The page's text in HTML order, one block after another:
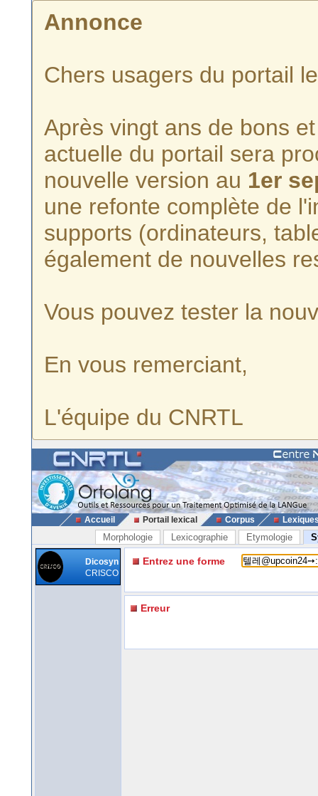
Annonce
Chers usagers du portail
Après vingt ans de bons
actuelle du portail sera
nouvelle version au 1er
une refonte complète de
supports (ordinateurs,
également de nouvelles
Vous pouvez tester la
En vous remerciant,
L'équipe du CNRTL
Accueil Portail lexical Corpus
Morphologie Lexicographie Etymologie
Dicosyn
CRISCO
Entrez une forme
Erreur